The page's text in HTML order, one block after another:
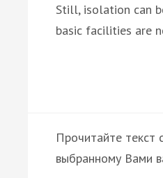
Still, isolation can
basic facilities are
Прочитайте текст
выбранному Вами